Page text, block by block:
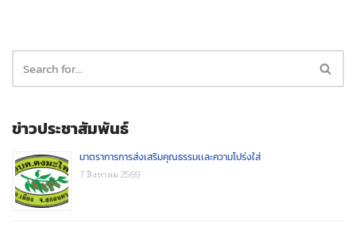
ข่าวประชาสัมพันธ์
มาตราการการส่งเสริมคุณธรรมเเละความโปร่งใส่
7 สิงหาคม 2569